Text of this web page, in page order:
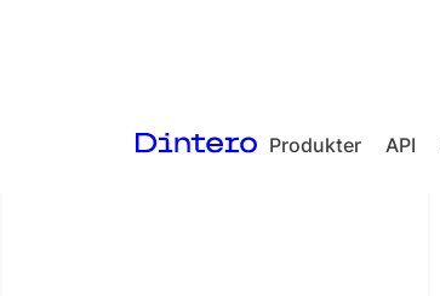
Produkter API
<- Back to articles